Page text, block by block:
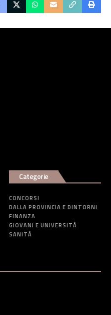
Categorie
CONCORSI
DALLA PROVINCIA E DINTORNI
FINANZA
GIOVANI E UNIVERSITÀ
SANITÀ